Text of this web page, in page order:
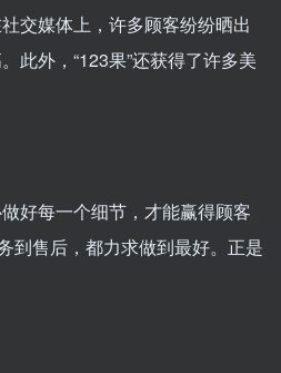
交媒体上，许多顾客纷纷晒出
此外，“123果”还获得了许多美
好每一个细节，才能赢得顾客
到售后，都力求做到最好。正是